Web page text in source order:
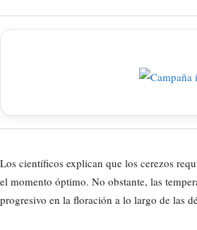
Los científicos explican que los cerezos
el momento óptimo. No obstante, las
progresivo en la floración a lo largo de las